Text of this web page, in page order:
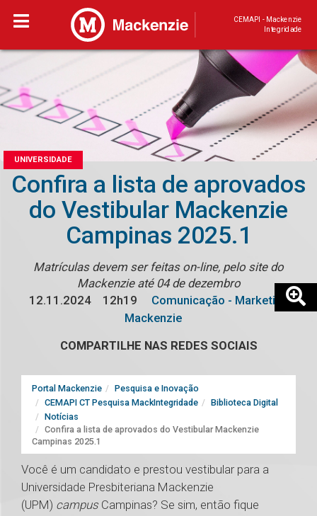
CEMAPI - Mackenzie
Integridade
UNIVERSIDADE
Confira a lista de aprovados
do Vestibular Mackenzie
Campinas 2025.1
Matrículas devem ser feitas on-line, pelo site do
Mackenzie até 04 de dezembro
12.11.2024
12h19
Comunicação - Marketing
Mackenzie
COMPARTILHE NAS REDES SOCIAIS
Portal Mackenzie
Pesquisa e Inovação
CEMAPI CT Pesquisa MackIntegridade
Biblioteca Digital
Notícias
Confira a lista de aprovados do Vestibular Mackenzie
Campinas 2025.1
Você é um candidato e prestou vestibular para a
Universidade Presbiteriana Mackenzie
(UPM) campus Campinas? Se sim, então fique